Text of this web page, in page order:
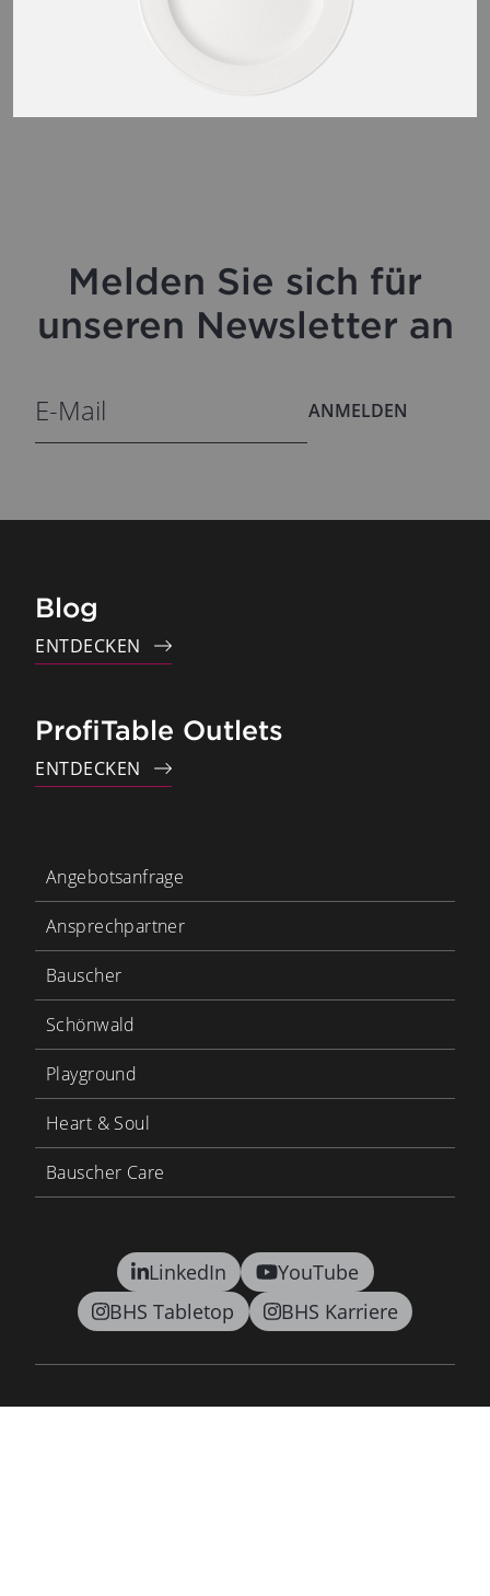
Melden Sie sich für
unseren Newsletter an
ANMELDEN
Blog
ENTDECKEN
ProfiTable Outlets
ENTDECKEN
LinkedIn
YouTube
BHS Tabletop
BHS Karriere
Angebotsanfrage
Ansprechpartner
Bauscher
Schönwald
Playground
Heart & Soul
Bauscher Care